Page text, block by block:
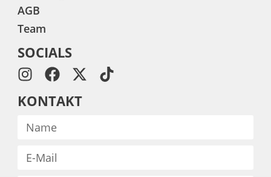
AGB
Team
SOCIALS
KONTAKT